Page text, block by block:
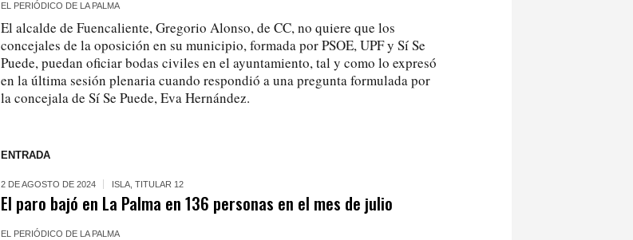
EL PERIÓDICO DE LA PALMA
El alcalde de Fuencaliente, Gregorio Alonso, de CC, no quiere que los
concejales de la oposición en su municipio, formada por PSOE, UPF y Sí Se
Puede, puedan oficiar bodas civiles en el ayuntamiento, tal y como lo expresó
en la última sesión plenaria cuando respondió a una pregunta formulada por
la concejala de Sí Se Puede, Eva Hernández.
ENTRADA
2 DE AGOSTO DE 2024 ISLA ,TITULAR 12
El paro bajó en La Palma en 136 personas en el mes de julio
EL PERIÓDICO DE LA PALMA